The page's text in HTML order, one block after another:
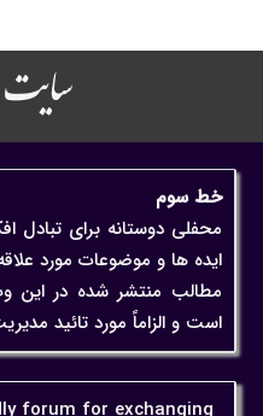
خط سوم
محفلی دوستانه برای تبادل
ایده ها و موضوعات مورد
مطالب منتشر شده در
است و الزاماً مورد تائید
forum for exchanging